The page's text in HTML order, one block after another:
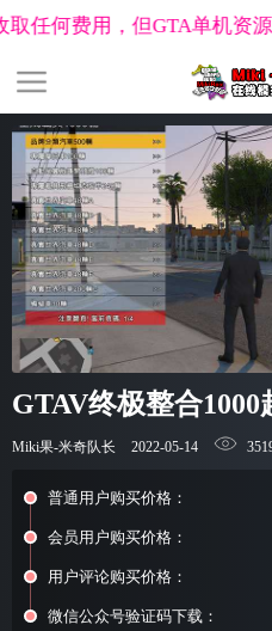
用，但GTA单机资源可能
GTAOL捏脸数据工具 GTA私
列 名钻赌场豪劫 末日豪
帮会自定义徽章制作 佩
GTAV终极整合
ENB迅雷下载
Miki果-米奇队长 2022-05-14
普通用户购买价格：
会员用户购买价格：
用户评论购买价格：
微信公众号验证码下载：